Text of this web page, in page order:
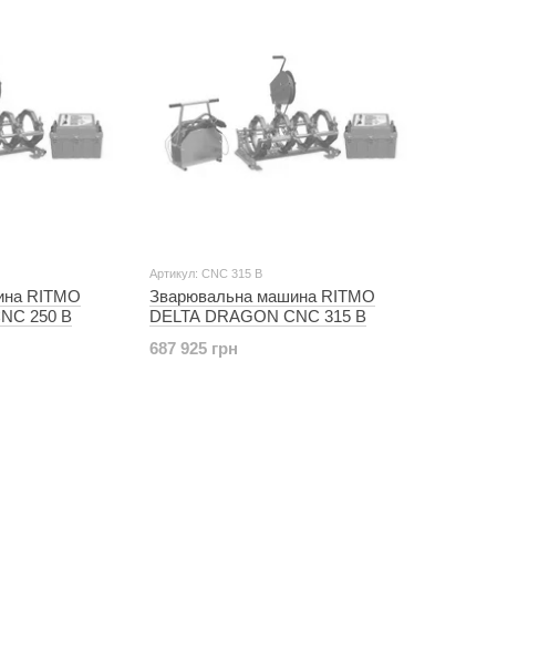
RITMO
250 B
Артикул: CNC 315 B
Зварювальна машина RITMO
DELTA DRAGON CNC 315 B
687 925 грн